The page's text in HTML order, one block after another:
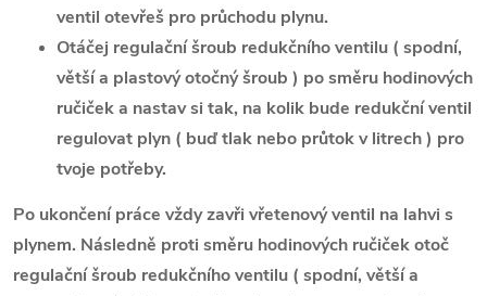
ventil otevřeš pro průchodu plynu.
Otáčej regulační šroub redukčního ventilu ( spodní,
větší a plastový otočný šroub ) po směru hodinových
ručiček a nastav si tak, na kolik bude redukční ventil
regulovat plyn ( buď tlak nebo průtok v litrech ) pro
tvoje potřeby.
Po ukončení práce vždy zavři vřetenový ventil na lahvi s
plynem. Následně proti směru hodinových ručiček otoč
regulační šroub redukčního ventilu ( spodní, větší a